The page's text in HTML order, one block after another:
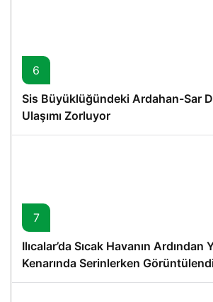
6
Sis Büyüklüğündeki Ardahan-Sar
Ulaşımı Zorluyor
7
Ilıcalar’da Sıcak Havanın Ardından
Kenarında Serinlerken